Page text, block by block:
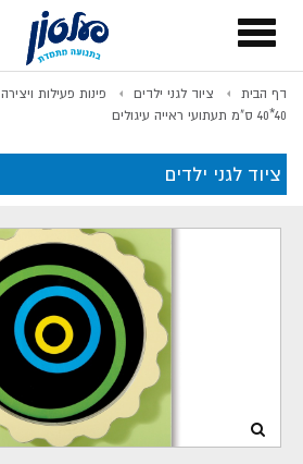
Toggle
navigation
דף הבית ציוד לגני ילדים פינות פעילות ויצירה
40*40 ס"מ תעתועי ראייה עיגולים
ציוד לגני ילדים